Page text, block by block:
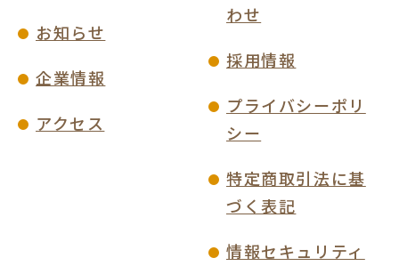
お知らせ
企業情報
アクセス
わせ
採用情報
プライバシーポリ
シー
特定商取引法に基
づく表記
情報セキュリティ